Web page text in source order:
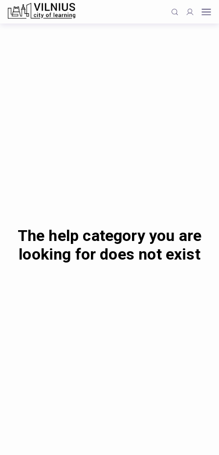
The help category you are
looking for does not exist